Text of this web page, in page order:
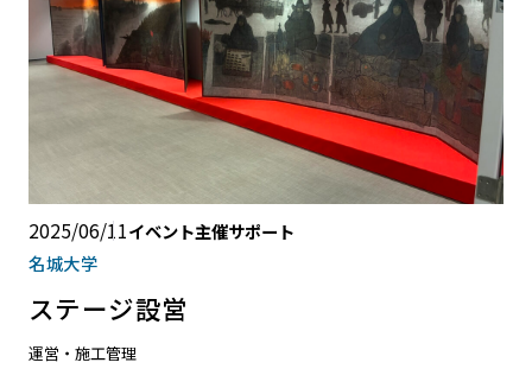
2025/06/11イベント主催サポート
名城大学
ステージ設営
運営・施工管理